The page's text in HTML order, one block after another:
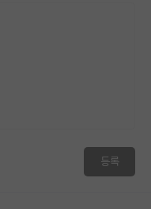
등록